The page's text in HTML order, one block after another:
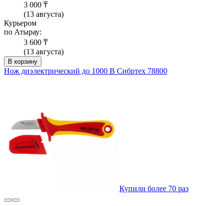
3 000 ₸
(13 августа)
Курьером
по Атырау:
3 600 ₸
(13 августа)
В корзину
Нож диэлектрический до 1000 В Сибртех 78800
Купили более 70 раз